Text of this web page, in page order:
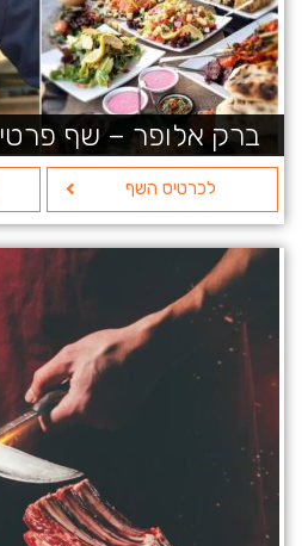
ברק אלופר – שף פרטי
לכרטיס השף